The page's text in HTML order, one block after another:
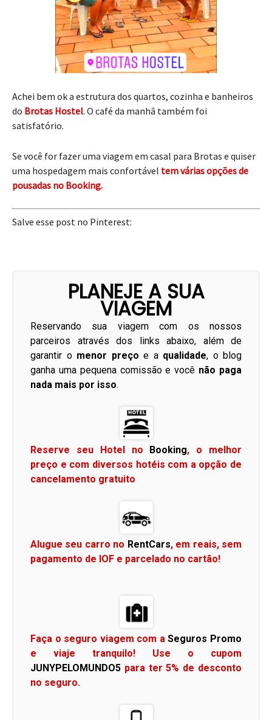
Achei bem ok a estrutura dos quartos, cozinha e banheiros
do Brotas Hostel. O café da manhã também foi
satisfatório.
Se você for fazer uma viagem em casal para Brotas e quiser
uma hospedagem mais confortável tem várias opções de
pousadas no Booking.
Salve esse post no Pinterest:
PLANEJE A SUA
VIAGEM
Reservando sua viagem com os nossos
parceiros através dos links abaixo, além de
garantir o menor preço e a qualidade, o blog
ganha uma pequena comissão e você não paga
nada mais por isso.
Reserve seu Hotel no Booking, o melhor
preço e com diversos hotéis com a opção de
cancelamento gratuito
Alugue seu carro no RentCars, em reais, sem
pagamento de IOF e parcelado no cartão!
Faça o seguro viagem com aSeguros Promo
e viaje tranquilo! Use o cupom
JUNYPELOMUNDO5 para ter 5% de desconto
no seguro.